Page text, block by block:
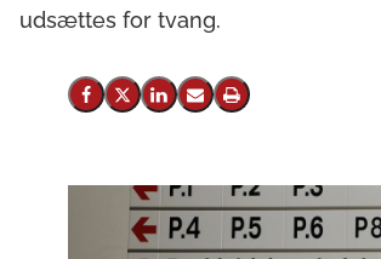
udsættes for tvang.
Del på Facebook
Del på X (Twitter)
Del på LinkedIn
Send email
Print